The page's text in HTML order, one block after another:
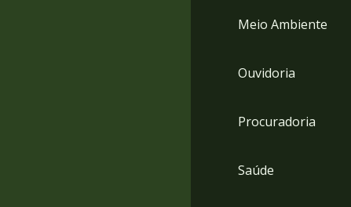
Meio Ambiente
Ouvidoria
Procuradoria
Saúde